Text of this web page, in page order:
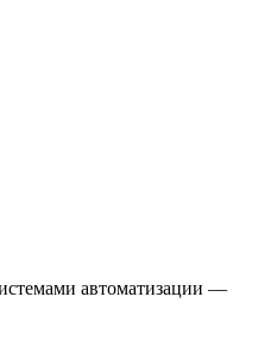
автоматизации —